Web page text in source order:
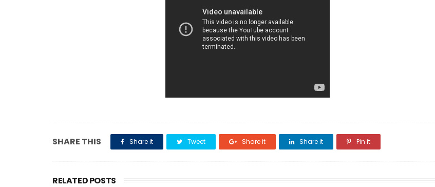
SHARE THIS Share it Tweet Share it Share it Pin it
RELATED POSTS